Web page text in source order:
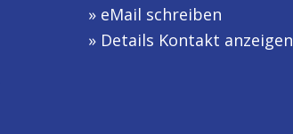
» eMail schreiben
» Details Kontakt anzeigen